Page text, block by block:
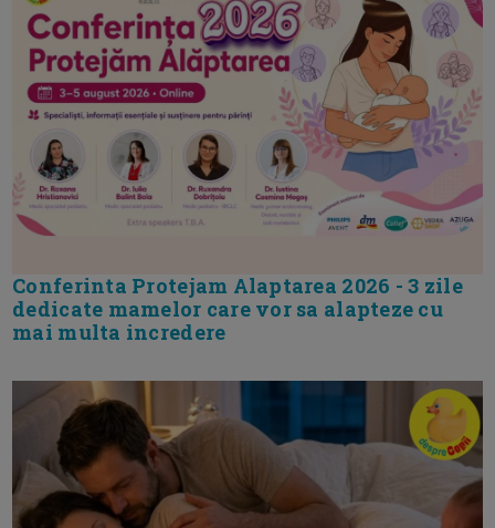
Conferinta Protejam Alaptarea 2026 - 3 zile
dedicate mamelor care vor sa alapteze cu
mai multa incredere